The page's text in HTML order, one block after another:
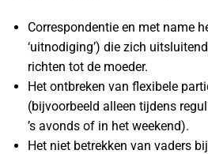
Correspondentie en met name
‘uitnodiging’) die zich
richten tot de moeder.
Het ontbreken van flexibele
(bijvoorbeeld alleen tijdens
’s avonds of in het weekend).
Het niet betrekken van vaders